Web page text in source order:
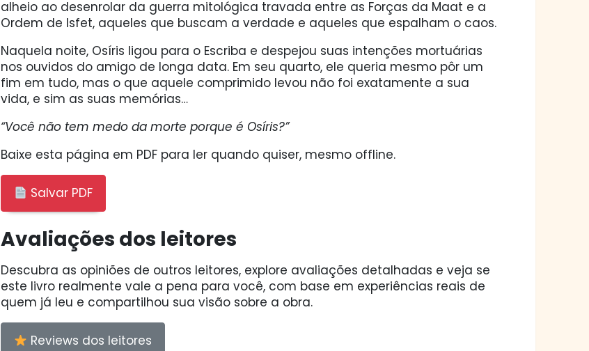
alheio ao desenrolar da guerra mitológica travada entre as Forças da Maat e a
Ordem de Isfet, aqueles que buscam a verdade e aqueles que espalham o caos.
Naquela noite, Osíris ligou para o Escriba e despejou suas intenções mortuárias
nos ouvidos do amigo de longa data. Em seu quarto, ele queria mesmo pôr um
fim em tudo, mas o que aquele comprimido levou não foi exatamente a sua
vida, e sim as suas memórias…
“Você não tem medo da morte porque é Osíris?”
Baixe esta página em PDF para ler quando quiser, mesmo offline.
Salvar PDF
Avaliações dos leitores
Descubra as opiniões de outros leitores, explore avaliações detalhadas e veja se
este livro realmente vale a pena para você, com base em experiências reais de
quem já leu e compartilhou sua visão sobre a obra.
Reviews dos leitores